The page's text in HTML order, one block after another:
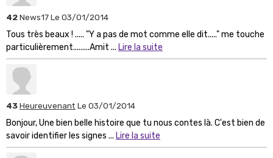
42News17Le 03/01/2014
Tous très beaux ! ..... "Y a pas de mot comme elle dit....." me touche
particulièrement.........Amit ... Lire la suite
43Heureuvenant Le 03/01/2014
Bonjour, Une bien belle histoire que tu nous contes là. C'est bien de
savoir identifier les signes ... Lire la suite